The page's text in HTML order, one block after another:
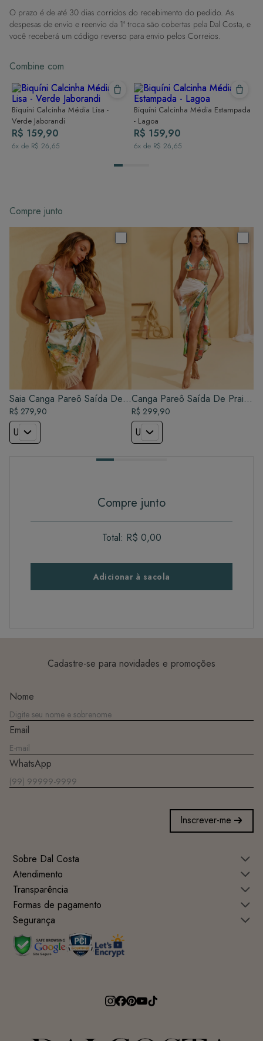
Dicas de Lavagem:
Lave rapidamente: Assim que possível, lave separado de outras peças.
À mão e com cuidado: Use água fria e sabão neutro, evitando máquina
Secagem ideal: Não deixe de molho nem guarde úmido. Seque à
Para cores vibrantes: Lave as peças antes do primeiro uso e siga as
dicas acima para manter as cores radiantes.
O prazo é de até 30 dias corridos do recebimento do pedido. As
despesas de envio e reenvio da 1ª troca são cobertas pela Dal Costa, e
você receberá um código reverso para envio pelos Correios.
Combine com
Biquíni Calcinha Média Lisa -
Verde Jaborandi
R$ 159,90
6x de R$ 26,65
Biquíni Calcinha Média Estampada
- Lagoa
R$ 159,90
6x de R$ 26,65
Compre junto
Saia Canga Pareô Saída De
Praia - Lagoa
R$ 279,90
U
Canga Pareô Saída De Praia
- Lagoa
R$ 299,90
U
Compre junto
Total: R$ 0,00
Adicionar à sacola
Cadastre-se para novidades e promoções
Nome
Email
WhatsApp
Inscrever-me
Sobre Dal Costa
Atendimento
Transparência
Formas de pagamento
Segurança